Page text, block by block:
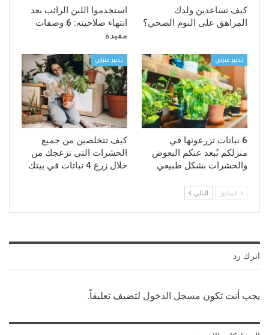
كيف تساعدين ولدك
المراهق على النوم الصحي؟
استخدموا اللبن الرائب بعد
انتهاء صلاحيته: 6 وصفات
مفيدة
تدبير منزلي
6 نباتات تزرعونها في
منزلكم تُبعد عنكم البعوض
والحشرات بشكل طبيعي
تدبير منزلي
كيف تتخلصين من جميع
الحشرات التي تزعجك من
خلال زرع 4 نباتات في بيتك
السابق التالي
اترك رد
يجب أنت تكون مسجل الدخول لتضيف تعليقاً.